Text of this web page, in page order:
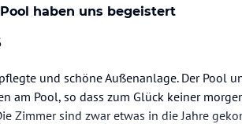
haben uns begeistert
und schöne Außenanlage. Der Pool
am Pool, so dass zum Glück keiner
Zimmer sind zwar etwas in die Jahre